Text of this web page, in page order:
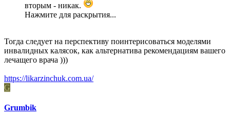
вторым - никак.
Нажмите для раскрытия...
Тогда следует на перспективу поинтерисоваться моделями
инвалидных калясок, как альтернатива рекомендациям вашего
лечащего врача )))
https://likarzinchuk.com.ua/
G
Grumbik